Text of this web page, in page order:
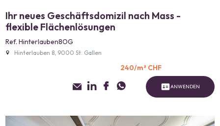
Ihr neues Geschäftsdomizil nach Mass -
flexible Flächenlösungen
Ref. Hinterlauben8OG
Hinterlauben 8, 9000 St. Gallen
240/m² CHF
ANWENDEN